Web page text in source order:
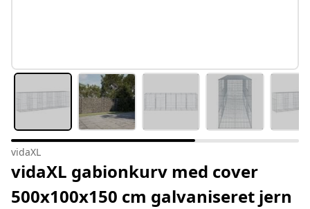
vidaXL
vidaXL gabionkurv med cover
500x100x150 cm galvaniseret jern